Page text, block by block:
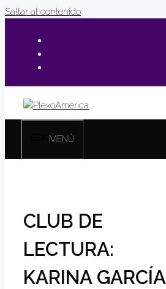
Saltar al contenido
MENÚ
CLUB DE
LECTURA:
KARINA GARCÍA